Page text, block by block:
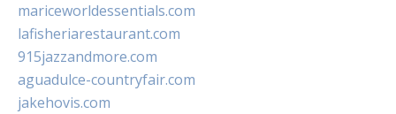
mariceworldessentials.com
lafisheriarestaurant.com
915jazzandmore.com
aguadulce-countryfair.com
jakehovis.com